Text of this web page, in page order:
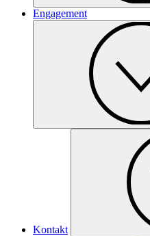
Engagement
Kontakt